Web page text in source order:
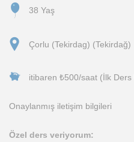
38 Yaş
Çorlu (Tekirdag) (Tekirdağ)
itibaren ₺500/saat (İlk Ders
Onaylanmış iletişim bilgileri
Özel ders veriyorum: